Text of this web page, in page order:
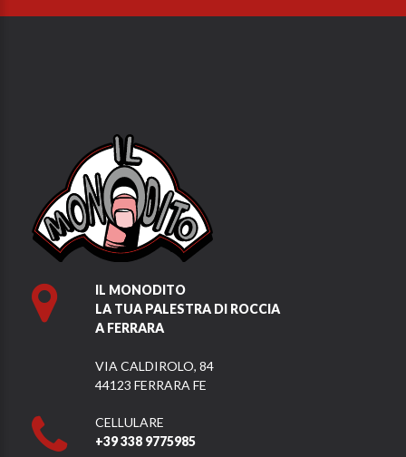
IL MONODITO
LA TUA PALESTRA DI ROCCIA
A FERRARA
VIA CALDIROLO, 84
44123 FERRARA FE
CELLULARE
+39 338 9775985